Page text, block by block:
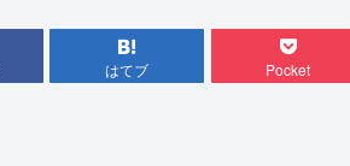
はてブ Pocket